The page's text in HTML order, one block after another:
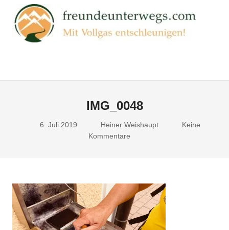
Inhalt
springen
IMG_0048
6. Juli 2019 Heiner Weishaupt
Keine
Kommentare